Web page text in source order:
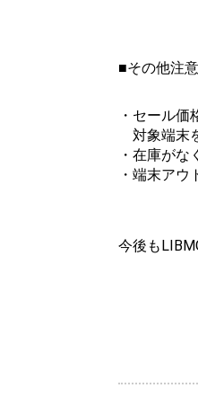
■その他注
・セール
対象端末
・在庫が
・端末ア
今後も